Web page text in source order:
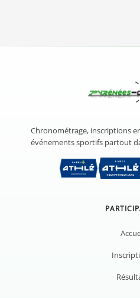
Chronométrage, inscriptions
événements sportifs partout